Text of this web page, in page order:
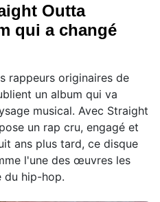
Outta
qui a changé
rappeurs originaires de
un album qui va
musical. Avec Straight
un rap cru, engagé et
ans plus tard, ce disque
l'une des œuvres les
du hip-hop.